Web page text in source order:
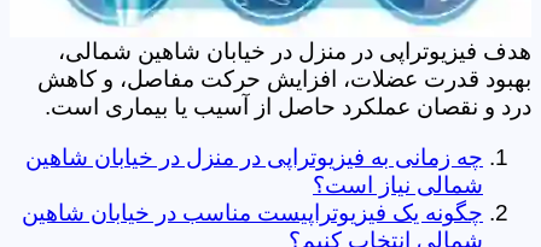
هدف فیزیوتراپی در منزل در خیابان شاهین شمالی،
بهبود قدرت عضلات، افزایش حرکت مفاصل، و کاهش
درد و نقصان عملکرد حاصل از آسیب یا بیماری است.
چه زمانی به فیزیوتراپی در منزل در خیابان شاهین
شمالی نیاز است؟
چگونه یک فیزیوتراپیست مناسب در خیابان شاهین
شمالی انتخاب کنیم؟